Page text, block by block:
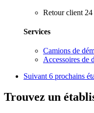
Retour client 24
Services
Camions de
Accessoires de
Suivant 6 prochains
Trouvez un